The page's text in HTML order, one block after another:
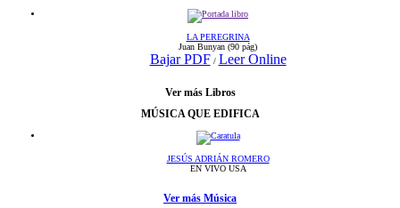
LA PEREGRINA
Juan Bunyan (90 pág)
Bajar PDF / Leer Online
Ver más Libros
MÚSICA QUE EDIFICA
JESÚS ADRIÁN ROMERO
EN VIVO USA
Ver más Música